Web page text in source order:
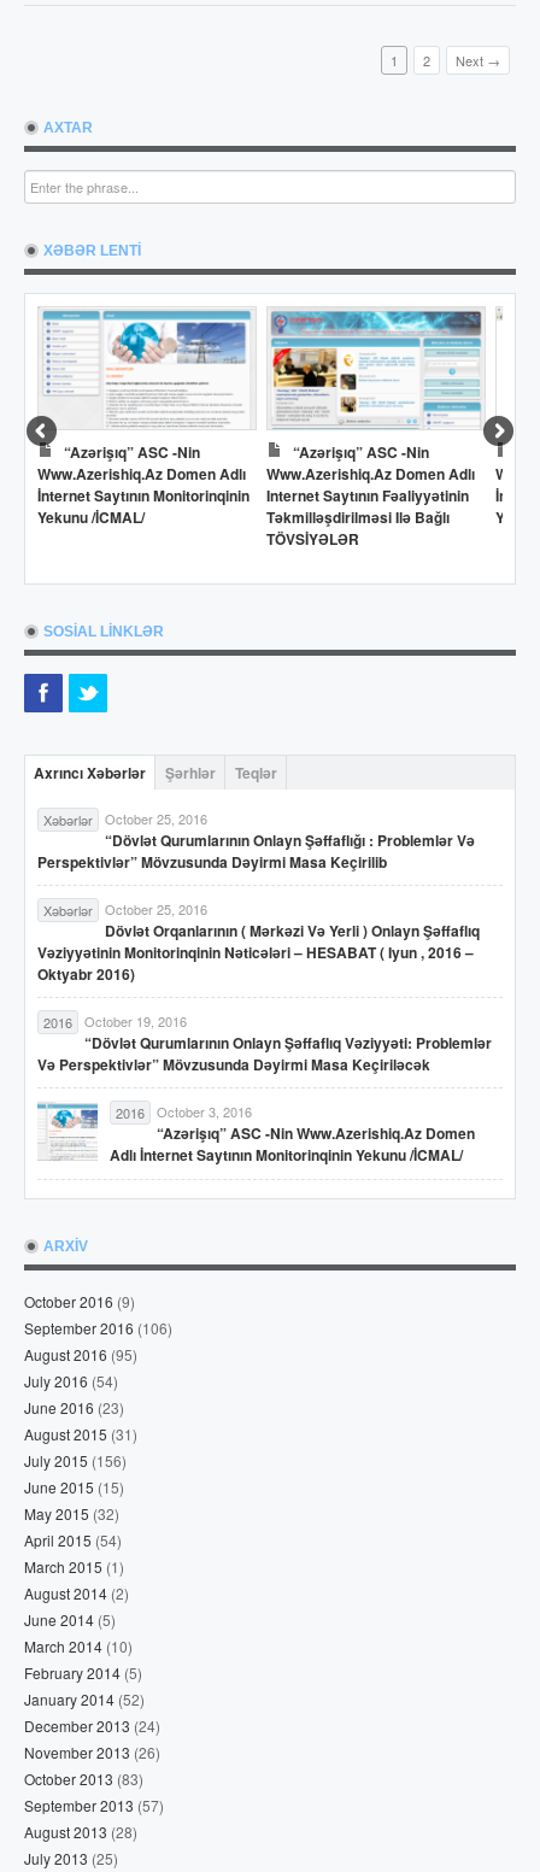
1 2 Next →
AXTAR
XƏBƏR LENTİ
“Azərişıq” ASC -nin
Www.azerishiq.az Domen Adlı
İnternet Saytının Monitorinqinin
Yekunu /İCMAL/
“Azərişıq” ASC -nin
Www.azerishiq.az Domen Adlı
Internet Saytının Fəaliyyətinin
Təkmilləşdirilməsi Ilə Bağlı
TÖVSİYƏLƏR
SOSİAL LİNKLƏR
Axrıncı Xəbərlər Şərhlər Teqlər
Xəbərlər October 25, 2016
“Dövlət Qurumlarının Onlayn Şəffaflığı : Problemlər Və
Perspektivlər” Mövzusunda Dəyirmi Masa Keçirilib
Xəbərlər October 25, 2016
Dövlət Orqanlarının ( Mərkəzi Və Yerli ) Onlayn Şəffaflıq
Vəziyyətinin Monitorinqinin Nəticələri – HESABAT ( Iyun , 2016 –
Oktyabr 2016)
2016 October 19, 2016
“Dövlət Qurumlarının Onlayn Şəffaflıq Vəziyyəti: Problemlər
Və Perspektivlər” Mövzusunda Dəyirmi Masa Keçiriləcək
2016 October 3, 2016
“Azərişıq” ASC -nin Www.azerishiq.az Domen
Adlı İnternet Saytının Monitorinqinin Yekunu /İCMAL/
ARXİV
October 2016 (9)
September 2016 (106)
August 2016 (95)
July 2016 (54)
June 2016 (23)
August 2015 (31)
July 2015 (156)
June 2015 (15)
May 2015 (32)
April 2015 (54)
March 2015 (1)
August 2014 (2)
June 2014 (5)
March 2014 (10)
February 2014 (5)
January 2014 (52)
December 2013 (24)
November 2013 (26)
October 2013 (83)
September 2013 (57)
August 2013 (28)
July 2013 (25)